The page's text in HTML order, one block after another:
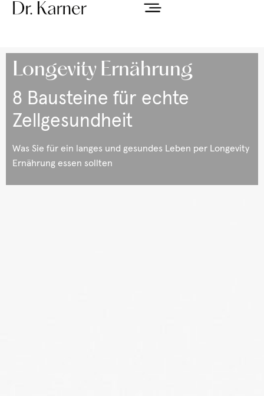
Longevity Ernährung
8 Bausteine für echte
Zellgesundheit
Was Sie für ein langes und gesundes Leben per Longevity
Ernährung essen sollten